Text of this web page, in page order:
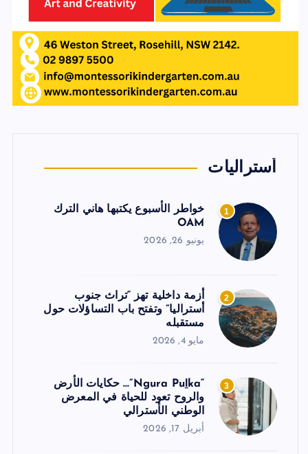
أستراليات
1
خواطر الأسبوع يكتبها هاني الترك
OAM
يونيو 26, 2026
2
أزمة داخلية تهز “تراث جنوب
أستراليا” وتفتح باب التساؤلات حول
مستقبله
مايو 4, 2026
3
“Ngura Puḻka”… حكايات الأرض
والروح تعود للحياة في المعرض
الوطني الأسترالي
أبريل 17, 2026